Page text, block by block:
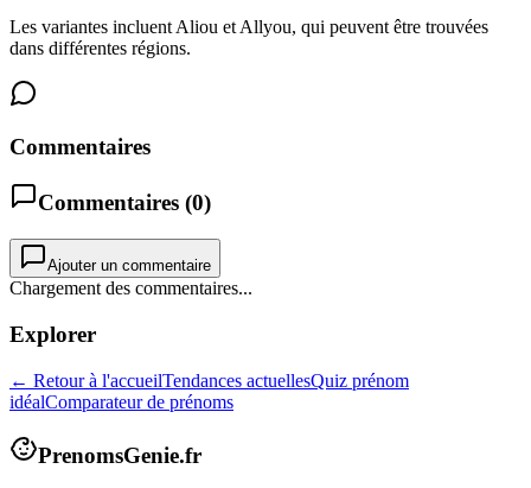
Les variantes incluent Aliou et Allyou, qui peuvent être trouvées
dans différentes régions.
Commentaires
Commentaires (0)
Ajouter un commentaire
Chargement des commentaires...
Explorer
← Retour à l'accueilTendances actuellesQuiz prénom
idéalComparateur de prénoms
PrenomsGenie.fr